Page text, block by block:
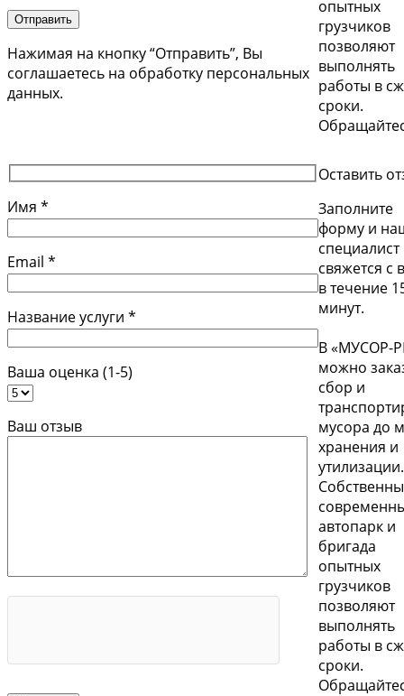
Отправить
Нажимая на кнопку “Отправить”, Вы
соглашаетесь на обработку персональных
данных.
опытных
грузчиков
позволяют
выполнять
работы в
сроки.
Имя *
Email *
Название услуги *
Ваша оценка (1-5)
Ваш отзыв
Оставить
Заполните
форму и
специалист
свяжется с
в течение
минут.
В «МУСОР-
можно
сбор и
мусора до
хранения и
утилизации.
автопарк и
бригада
опытных
грузчиков
позволяют
выполнять
работы в
сроки.